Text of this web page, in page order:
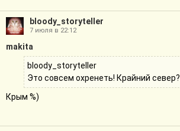
bloody_storyteller
7 июля в 22:12
makita
bloody_storyteller
Это совсем охренеть! Крайний север?
Крым %)